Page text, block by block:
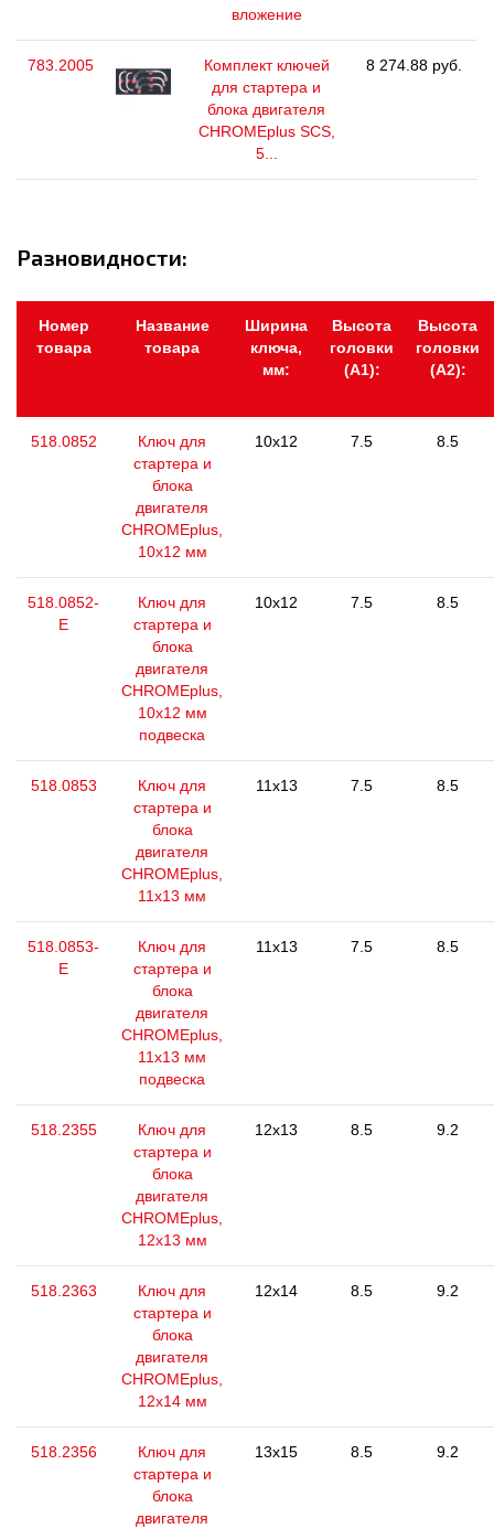
вложение
783.2005
Комплект ключей
для стартера и
блока двигателя
CHROMEplus SCS,
5...
8 274.88 руб.
Разновидности:
Номер
товара
Название
товара
Ширина
ключа,
мм:
Высота
головки
(А1):
Высота
головки
(А2):
518.0852
Ключ для
стартера и
блока
двигателя
CHROMEplus,
10х12 мм
10x12 7.5 8.5
518.0852-
E
Ключ для
стартера и
блока
двигателя
CHROMEplus,
10х12 мм
подвеска
10x12 7.5 8.5
518.0853
Ключ для
стартера и
блока
двигателя
CHROMEplus,
11х13 мм
11x13 7.5 8.5
518.0853-
E
Ключ для
стартера и
блока
двигателя
CHROMEplus,
11х13 мм
подвеска
11x13 7.5 8.5
518.2355
Ключ для
стартера и
блока
двигателя
CHROMEplus,
12х13 мм
12x13 8.5 9.2
518.2363
Ключ для
стартера и
блока
двигателя
CHROMEplus,
12x14 мм
12x14 8.5 9.2
518.2356
Ключ для
стартера и
блока
двигателя
13x15 8.5 9.2